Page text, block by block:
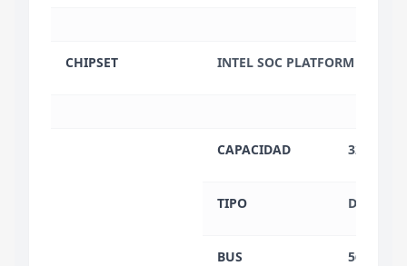
CHIPSET INTEL SOC PLATFORM
CAPACIDAD 32 GB
TIPO DDR5
BUS 5600